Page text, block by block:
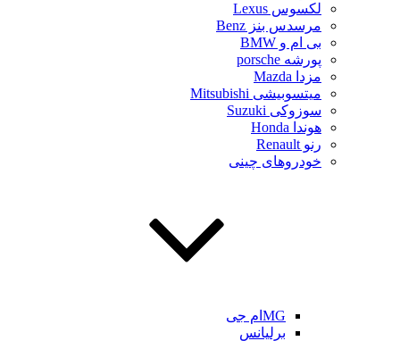
لکسوس Lexus
مرسدس بنز Benz
بی ام و BMW
پورشه porsche
مزدا Mazda
میتسوبیشی Mitsubishi
سوزوکی Suzuki
هوندا Honda
رنو Renault
خودروهای چینی
MGام جی
برلیانس